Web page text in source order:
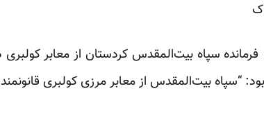
سپاه بیت‌المقدس کردستان از معابر کولبری
“سپاه بیت‌المقدس از معابر مرزی کولبری